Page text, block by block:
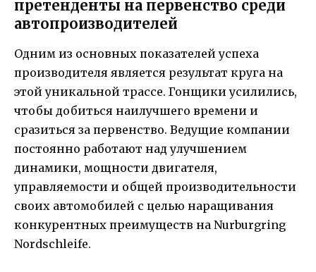
претенденты на первенство среди
автопроизводителей
Одним из основных показателей успеха
производителя является результат круга на
этой уникальной трассе. Гонщики усилились,
чтобы добиться наилучшего времени и
сразиться за первенство. Ведущие компании
постоянно работают над улучшением
динамики, мощности двигателя,
управляемости и общей производительности
своих автомобилей с целью наращивания
конкурентных преимуществ на Nurburgring
Nordschleife.